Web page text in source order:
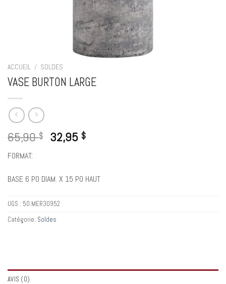
ACCUEIL / SOLDES
VASE BURTON LARGE
65,90$ 32,95$
FORMAT:
BASE 6 PO DIAM. X 15 PO HAUT
UGS : 50:MER30952
Catégorie: Soldes
AVIS (0)